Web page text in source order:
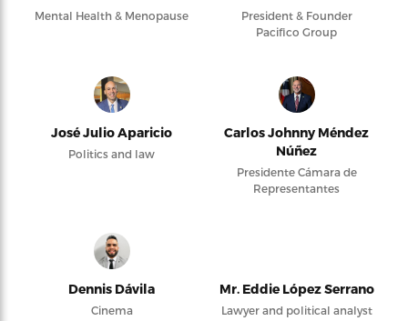
Mental Health & Menopause
President & Founder
Pacifico Group
José Julio Aparicio
Politics and law
Carlos Johnny Méndez
Núñez
Presidente Cámara de
Representantes
Dennis Dávila
Cinema
Mr. Eddie López Serrano
Lawyer and political analyst